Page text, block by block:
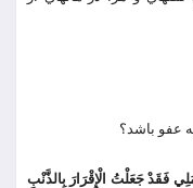
عفو باشد؟
فَقَدْ جَعَلْتُ الْإِقْرَارَ بِالذَّنْبِ